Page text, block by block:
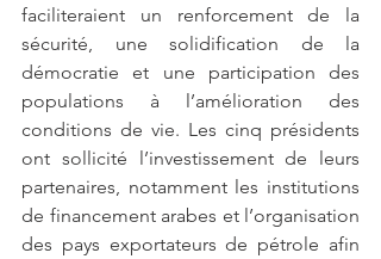
faciliteraient un renforcement de la
sécurité, une solidification de la
démocratie et une participation des
populations à l’amélioration des
conditions de vie. Les cinq présidents
ont sollicité l’investissement de leurs
partenaires, notamment les institutions
de financement arabes et l’organisation
des pays exportateurs de pétrole afin